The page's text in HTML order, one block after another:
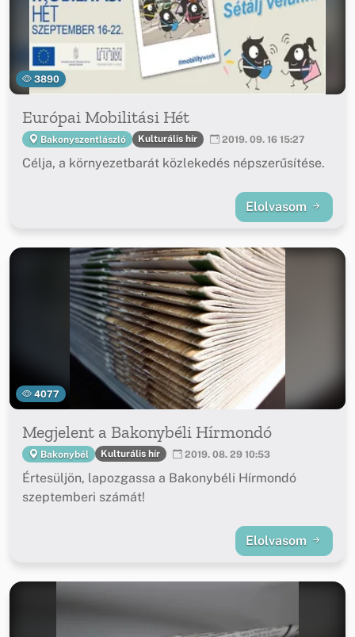
3890
Európai Mobilitási Hét
Bakonyszentlászló Kulturális hír 2019. 09. 16 15:27
Célja, a környezetbarát közlekedés népszerűsítése.
Elolvasom
4077
Megjelent a Bakonybéli Hírmondó
Bakonybél Kulturális hír 2019. 08. 29 10:53
Értesüljön, lapozgassa a Bakonybéli Hírmondó
szeptemberi számát!
Elolvasom